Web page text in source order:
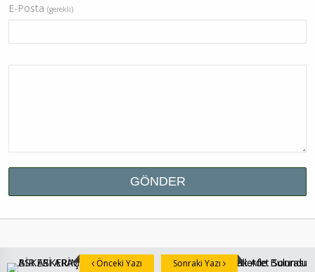
E-Posta (gerekli)
Önceki Yazı Sonraki Yazı